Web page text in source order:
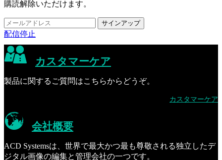
購読解除いただけます。
配信停止
カスタマーケア
製品に関するご質問はこちらからどうぞ。
カスタマーケア
会社概要
ACD Systemsは、世界で最大かつ最も尊敬される独立したデ
ジタル画像の編集と管理会社の一つです。